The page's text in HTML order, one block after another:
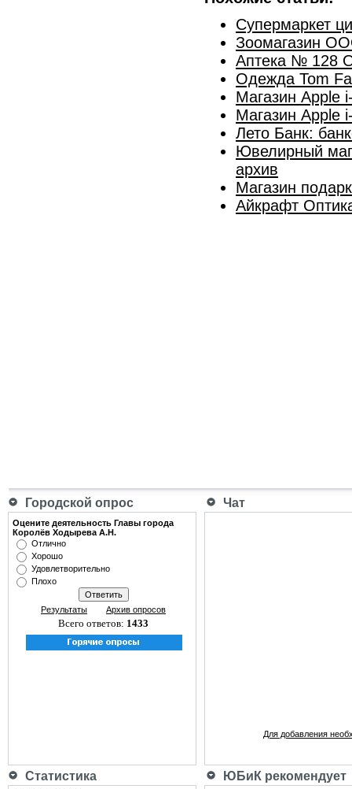
Супермаркет
Зоомагазин
Аптека № 128
Одежда Tom
Магазин Apple
Магазин Apple
Лето Банк:
Ювелирный
архив
Магазин
Айкрафт
Городской опрос Чат
Оцените деятельность Главы города
Королёв Ходырева А.Н.
Отлично
Хорошо
Удовлетворительно
Плохо
Результаты Архив опросов
Всего ответов: 1433
Для добавления
Статистика ЮБиК рекомендует